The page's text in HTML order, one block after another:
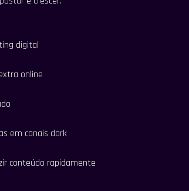
digital
online
em canais dark
conteúdo rapidamente